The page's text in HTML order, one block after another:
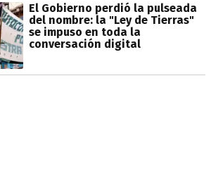
El Gobierno perdió la pulseada
del nombre: la "Ley de Tierras"
se impuso en toda la
conversación digital